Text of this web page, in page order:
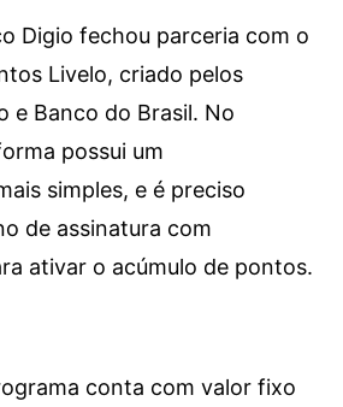
Digio fechou parceria com o
Livelo, criado pelos
e Banco do Brasil. No
possui um
simples, e é preciso
de assinatura com
ativar o acúmulo de pontos.
conta com valor fixo